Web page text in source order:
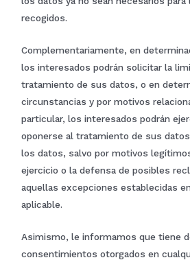
recogidos.
Complementariamente, en
los interesados podrán solicitar la
tratamiento de sus datos, o en
circunstancias y por motivos
particular, los interesados podrán
oponerse al tratamiento de sus
los datos, salvo por motivos
ejercicio o la defensa de posibles
aquellas excepciones establecidas
aplicable.
Asimismo, le informamos que tiene
consentimientos otorgados en